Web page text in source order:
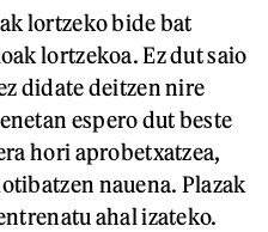
lortzeko bide bat
lortzekoa. Ez dut saio
didate deitzen nire
espero dut beste
hori aprobetxatzea,
nauena. Plazak
ahal izateko.